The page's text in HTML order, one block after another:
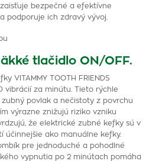
bezpečné a efektívne
podporuje ich zdravý vývoj.
tlačidlo ON/OFF.
VITAMMY TOOTH FRIENDS
vibrácií za minútu. Tieto rýchle
povlak a nečistoty z povrchu
výrazne znižujú riziko vzniku
že elektrické zubné kefky sú v
účinnejšie ako manuálne kefky.
pre jednoduché a pohodlné
vypnutia po 2 minútach pomáha